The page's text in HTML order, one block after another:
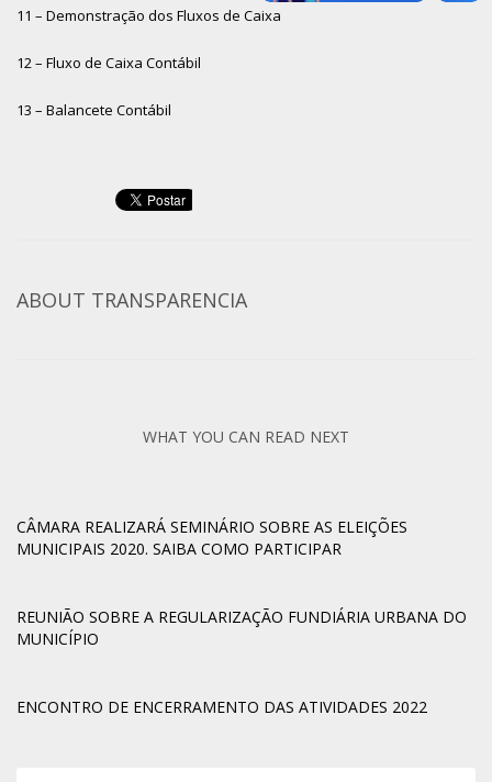
11 – Demonstração dos Fluxos de Caixa
12 – Fluxo de Caixa Contábil
13 – Balancete Contábil
ABOUT TRANSPARENCIA
WHAT YOU CAN READ NEXT
CÂMARA REALIZARÁ SEMINÁRIO SOBRE AS ELEIÇÕES
MUNICIPAIS 2020. SAIBA COMO PARTICIPAR
REUNIÃO SOBRE A REGULARIZAÇÃO FUNDIÁRIA URBANA DO
MUNICÍPIO
ENCONTRO DE ENCERRAMENTO DAS ATIVIDADES 2022